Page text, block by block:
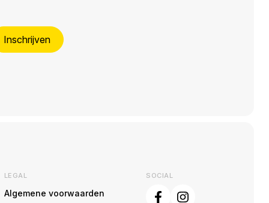
Inschrijven
LEGAL
Algemene voorwaarden
SOCIAL